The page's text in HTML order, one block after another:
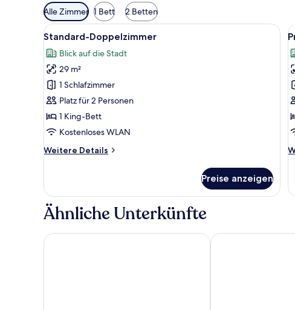
Verfügbare
Filter
für
Zimmer
Alle Zimmer 1 Bett 2 Betten
Alle
Fotos
für
Standard-
Doppelzimmer
anzeigen
Ein Hotelzimmer mit einem großen
14
Standard-Doppelzimmer
Blick auf die Stadt
29 m²
1 Schlafzimmer
Platz für 2 Personen
1 King-Bett
Kostenloses WLAN
Weitere Details
Weitere
Doppelzimmer
Preise anzeigen
Ähnliche Unterkünfte
Heritage Madurai Amika Hotel -